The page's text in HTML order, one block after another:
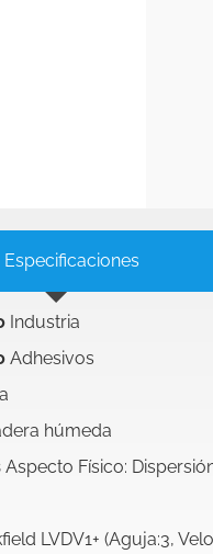
Especificaciones
Industria
Adhesivos
húmeda
Aspecto Físico:
LVDV1+ (Aguja:3,